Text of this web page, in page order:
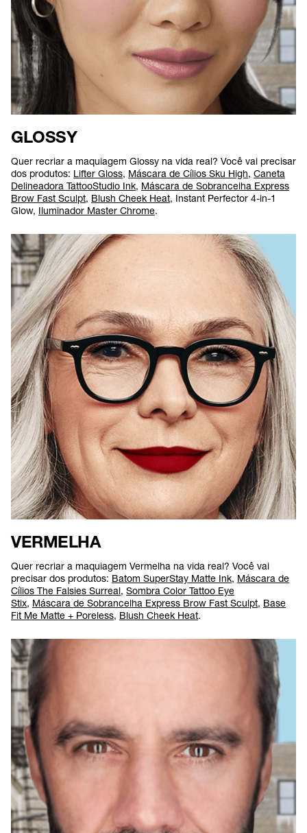
GLOSSY
Quer recriar a maquiagem Glossy na vida real? Você vai precisar
dos produtos: Lifter Gloss, Máscara de Cílios Sku High, Caneta
Delineadora TattooStudio Ink, Máscara de Sobrancelha Express
Brow Fast Sculpt, Blush Cheek Heat, Instant Perfector 4-in-1
Glow, Iluminador Master Chrome.
VERMELHA
Quer recriar a maquiagem Vermelha na vida real? Você vai
precisar dos produtos: Batom SuperStay Matte Ink, Máscara de
Cílios The Falsies Surreal, Sombra Color Tattoo Eye
Stix, Máscara de Sobrancelha Express Brow Fast Sculpt, Base
Fit Me Matte + Poreless, Blush Cheek Heat.